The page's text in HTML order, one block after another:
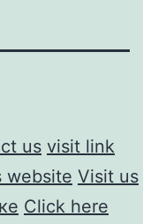
us visit link
website Visit us
Click here